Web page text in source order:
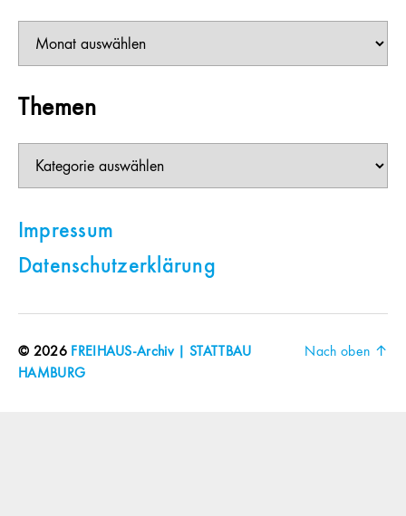
Themen
Impressum
Datenschutzerklärung
© 2026 FREIHAUS-Archiv | STATTBAU
HAMBURG
Nach oben ↑